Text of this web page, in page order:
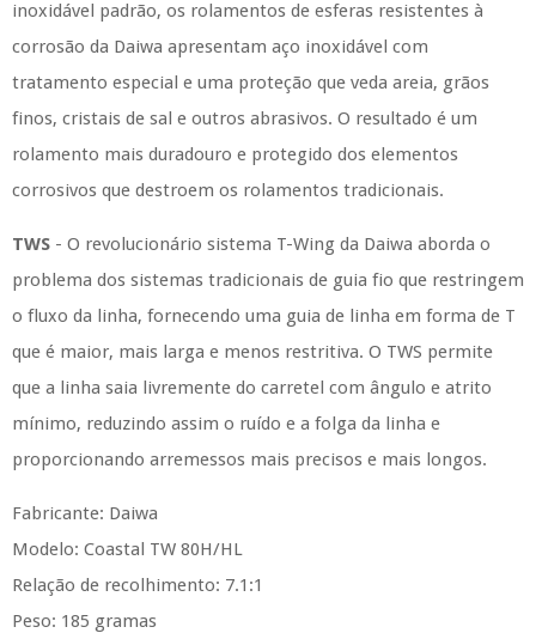
inoxidável padrão, os rolamentos de esferas resistentes à
corrosão da Daiwa apresentam aço inoxidável com
tratamento especial e uma proteção que veda areia, grãos
finos, cristais de sal e outros abrasivos. O resultado é um
rolamento mais duradouro e protegido dos elementos
corrosivos que destroem os rolamentos tradicionais.
TWS - O revolucionário sistema T-Wing da Daiwa aborda o
problema dos sistemas tradicionais de guia fio que restringem
o fluxo da linha, fornecendo uma guia de linha em forma de T
que é maior, mais larga e menos restritiva. O TWS permite
que a linha saia livremente do carretel com ângulo e atrito
mínimo, reduzindo assim o ruído e a folga da linha e
proporcionando arremessos mais precisos e mais longos.
Fabricante: Daiwa
Modelo: Coastal TW 80H/HL
Relação de recolhimento: 7.1:1
Peso: 185 gramas